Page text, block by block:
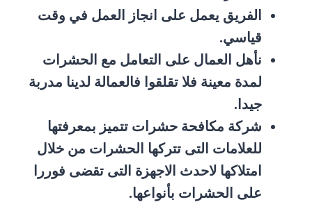
الفريق يعمل على انجاز العمل في وقت
قياسي.
نأهل العمال على التعامل مع الحشرات
لمدة معينة فلا تقلقوا فالعمالة لدينا مدربة
جيدا.
شركة مكافحة حشرات تتميز بمعرفتها
للعلامات التى تتركها الحشرات من خلال
امتلاكها لاحدث الاجهزة التى تقضى فوررا
على الحشرات بأنواعها.